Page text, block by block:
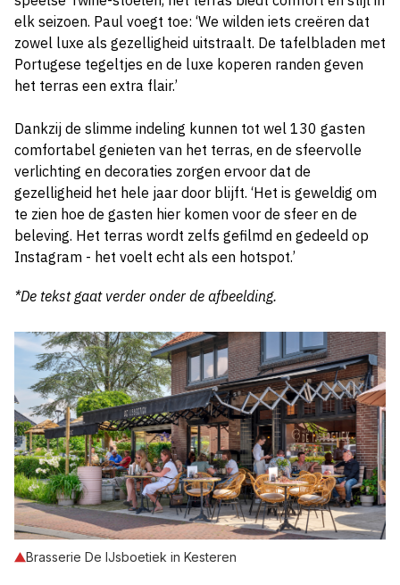
elk seizoen. Paul voegt toe: ‘We wilden iets creëren dat
zowel luxe als gezelligheid uitstraalt. De tafelbladen met
Portugese tegeltjes en de luxe koperen randen geven
het terras een extra flair.’
Dankzij de slimme indeling kunnen tot wel 130 gasten
comfortabel genieten van het terras, en de sfeervolle
verlichting en decoraties zorgen ervoor dat de
gezelligheid het hele jaar door blijft. ‘Het is geweldig om
te zien hoe de gasten hier komen voor de sfeer en de
beleving. Het terras wordt zelfs gefilmd en gedeeld op
Instagram - het voelt echt als een hotspot.’
*De tekst gaat verder onder de afbeelding.
Brasserie De IJsboetiek in Kesteren